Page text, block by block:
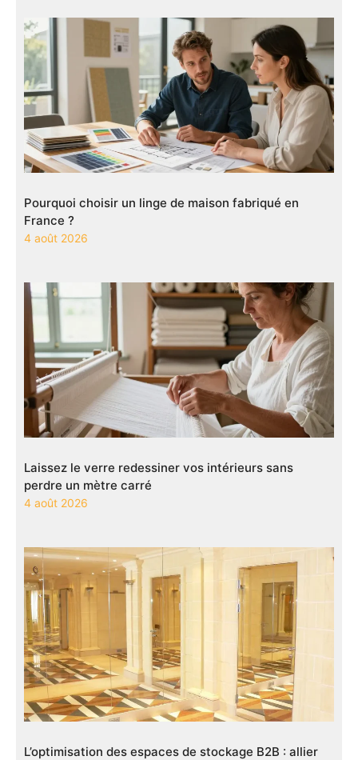
Pourquoi choisir un linge de maison fabriqué en
France ?
4 août 2026
Laissez le verre redessiner vos intérieurs sans
perdre un mètre carré
4 août 2026
L’optimisation des espaces de stockage B2B : allier